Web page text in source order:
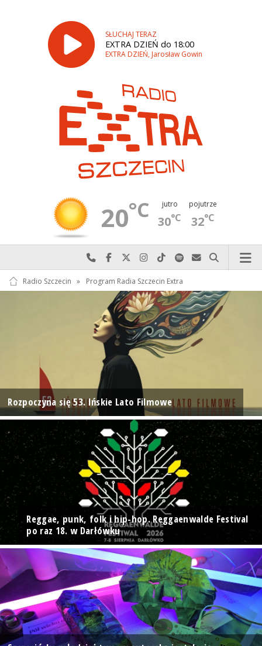
SŁUCHAJ TERAZ
EXTRA DZIEŃ do 18:00
EXTRA DZIEŃ, Jarosław Gowin
20°C jutro
30°C
pojutrze
32°C
Najlepiej po prostu do nas zadzwoń
Odwiedź nas na Facebook-u
Odwiedź nas na X
Odwiedź nas na Instagram-ie
Odwiedź nas na TikTok-u
Szukaj nas na Spotify
Wyślij do nas
Szukaj
Radio Szczecin » Program Radia Szczecin Extra
Rozpoczyna się 53. Ińskie Lato Filmowe
Reggae, punk, folk i hip-hop. Reggaenwalde Festival
po raz 18. w Darłówku